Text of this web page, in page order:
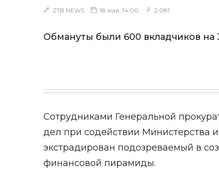
ZTB NEWS 18 мая, 14:00 2,081
Обмануты были 600 вкладчиков на
Сотрудниками Генеральной
дел при содействии Министерства
экстрадирован подозреваемый в
финансовой пирамиды.